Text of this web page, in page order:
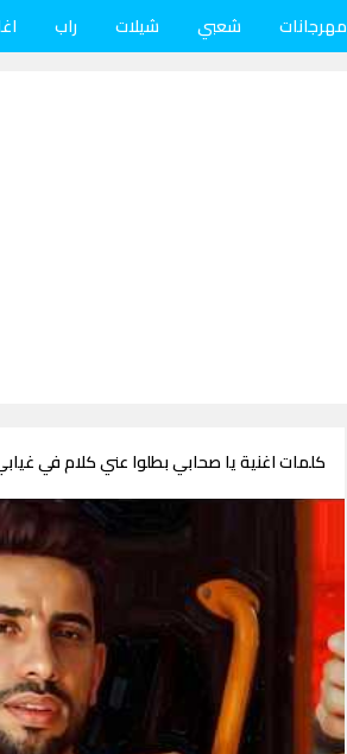
مهرجانات شعبي شيلات راب
كلمات اغنية يا صحابي بطلوا عني كلام في